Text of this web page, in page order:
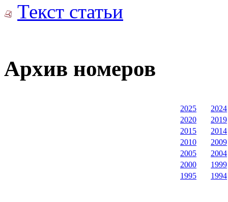
Текст статьи
Архив номеров
2025
2024
2020
2019
2015
2014
2010
2009
2005
2004
2000
1999
1995
1994